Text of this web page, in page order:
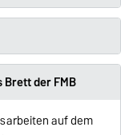
der FMB
auf dem